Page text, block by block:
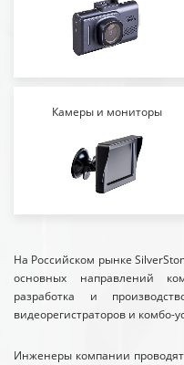
Камеры и мониторы
На Российском рынке
основных направлений
разработка и
видеорегистраторов и комбо-
Инженеры компании проводят